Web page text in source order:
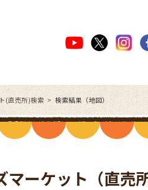
(直売所)検索 検索結果（地図）
マーケット（直売